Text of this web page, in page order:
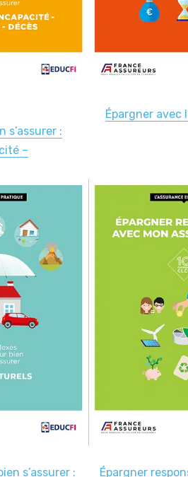
s’assurer :
–
Épargner avec
s’assurer :
Épargner